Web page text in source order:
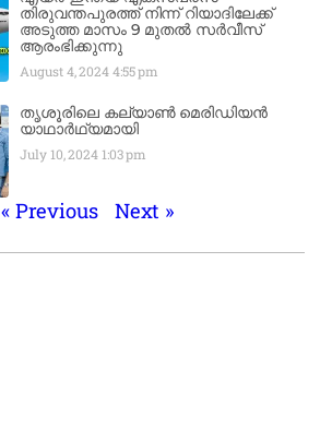
തിരുവന്തപുരത്ത് നിന്ന്​ റിയാദിലേക്ക്
അടുത്ത മാസം 9 മുതൽ സർവീസ്
ആരംഭിക്കുന്നു
August 4, 20244:55 pm
തൃശൂരിലെ കല്യാൺ മെരിഡിയൻ
യാഥാർഥ്യമായി
July 10, 2024 1:03 pm
« Previous Next »